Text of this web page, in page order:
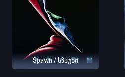
Spawn / სპაუნი